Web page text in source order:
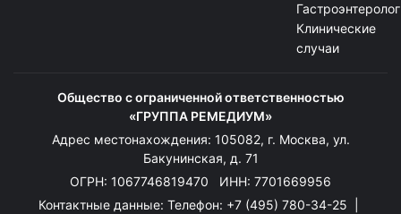
Клинические
случаи
Общество с ограниченной ответственностью
«ГРУППА РЕМЕДИУМ»
Адрес местонахождения: 105082, г. Москва, ул.
Бакунинская, д. 71
ОГРН: 1067746819470 ИНН: 7701669956
Контактные данные: Телефон: +7 (495) 780-34-25